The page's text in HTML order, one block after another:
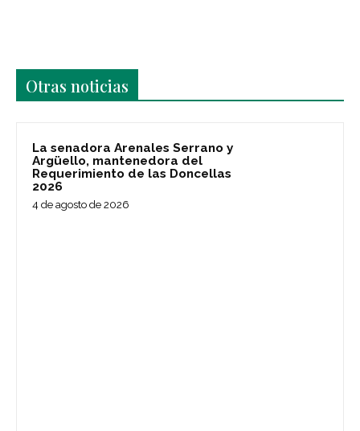
Otras noticias
La senadora Arenales Serrano y
Argüello, mantenedora del
Requerimiento de las Doncellas
2026
4 de agosto de 2026